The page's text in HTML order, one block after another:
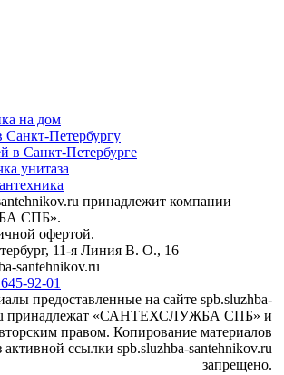
на дом
Санкт-Петербургу
в Санкт-Петербурге
унитаза
принадлежит компании
СПБ».
офертой.
11-я Линия В. О., 16
santehnikov.ru
92-01
предоставленные на сайте spb.sluzhba-
принадлежат «САНТЕХСЛУЖБА СПБ» и
правом. Копирование материалов
активной ссылки spb.sluzhba-santehnikov.ru
запрещено.